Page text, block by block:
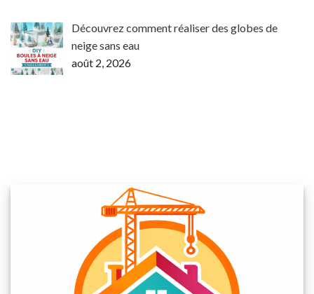
Découvrez comment réaliser des globes de
neige sans eau
août 2, 2026